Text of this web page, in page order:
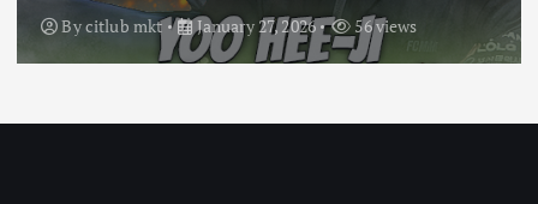
Bycitlub mkt January 27, 2026 56 views